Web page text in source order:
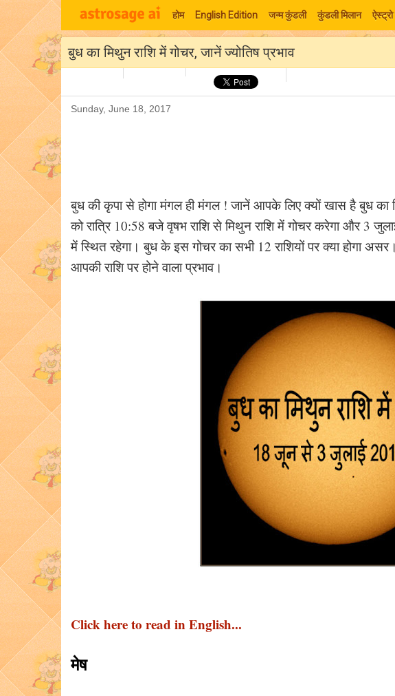
होम English Edition जन्म कुंडली कुंडली मिलान
बुध का मिथुन राशि में गोचर, जानें ज्योतिष प्रभाव
Sunday, June 18, 2017
बुध की कृपा से होगा मंगल ही मंगल ! जानें आपके लिए क्यों खास है बुध का
को रात्रि 10:58 बजे वृषभ राशि से मिथुन राशि में गोचर करेगा और 3
में स्थित रहेगा। बुध के इस गोचर का सभी 12 राशियों पर क्या होगा
आपकी राशि पर होने वाला प्रभाव।
Click here to read in English...
मेष